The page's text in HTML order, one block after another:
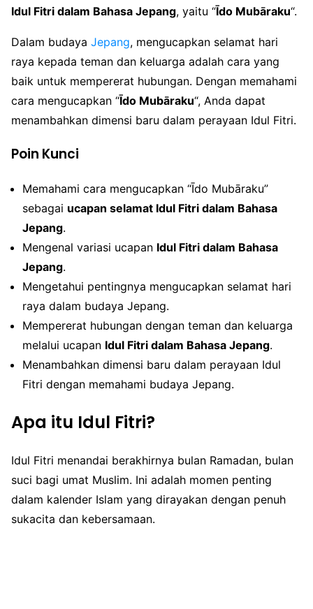
Idul Fitri dalam Bahasa Jepang, yaitu “Īdo Mubāraku“.
Dalam budaya Jepang, mengucapkan selamat hari
raya kepada teman dan keluarga adalah cara yang
baik untuk mempererat hubungan. Dengan memahami
cara mengucapkan “Īdo Mubāraku“, Anda dapat
menambahkan dimensi baru dalam perayaan Idul Fitri.
Poin Kunci
Memahami cara mengucapkan “Īdo Mubāraku”
sebagai ucapan selamat Idul Fitri dalam Bahasa
Jepang.
Mengenal variasi ucapan Idul Fitri dalam Bahasa
Jepang.
Mengetahui pentingnya mengucapkan selamat hari
raya dalam budaya Jepang.
Mempererat hubungan dengan teman dan keluarga
melalui ucapan Idul Fitri dalam Bahasa Jepang.
Menambahkan dimensi baru dalam perayaan Idul
Fitri dengan memahami budaya Jepang.
Apa itu Idul Fitri?
Idul Fitri menandai berakhirnya bulan Ramadan, bulan
suci bagi umat Muslim. Ini adalah momen penting
dalam kalender Islam yang dirayakan dengan penuh
sukacita dan kebersamaan.